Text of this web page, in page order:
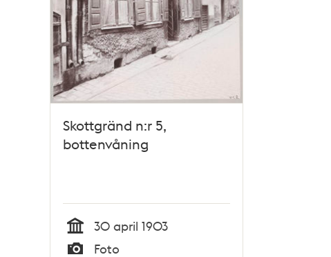
Skottgränd n:r 5,
bottenvåning
Tid
30 april 1903
Foto